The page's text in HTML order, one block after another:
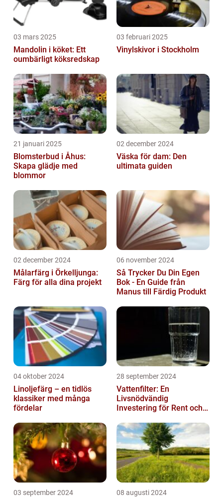
03 mars 2025
Mandolin i köket: Ett
oumbärligt köksredskap
03 februari 2025
Vinylskivor i Stockholm
21 januari 2025
Blomsterbud i Åhus:
Skapa glädje med
blommor
02 december 2024
Väska för dam: Den
ultimata guiden
02 december 2024
Målarfärg i Örkelljunga:
Färg för alla dina projekt
06 november 2024
Så Trycker Du Din Egen
Bok - En Guide från
Manus till Färdig Produkt
04 oktober 2024
Linoljefärg – en tidlös
klassiker med många
fördelar
28 september 2024
Vattenfilter: En
Livsnödvändig
Investering för Rent och
03 september 2024 08 augusti 2024